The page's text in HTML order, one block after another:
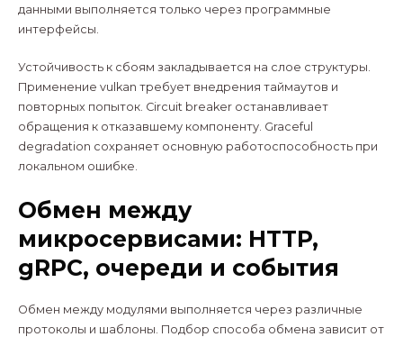
данными выполняется только через программные
интерфейсы.
Устойчивость к сбоям закладывается на слое структуры.
Применение vulkan требует внедрения таймаутов и
повторных попыток. Circuit breaker останавливает
обращения к отказавшему компоненту. Graceful
degradation сохраняет основную работоспособность при
локальном ошибке.
Обмен между
микросервисами: HTTP,
gRPC, очереди и события
Обмен между модулями выполняется через различные
протоколы и шаблоны. Подбор способа обмена зависит от